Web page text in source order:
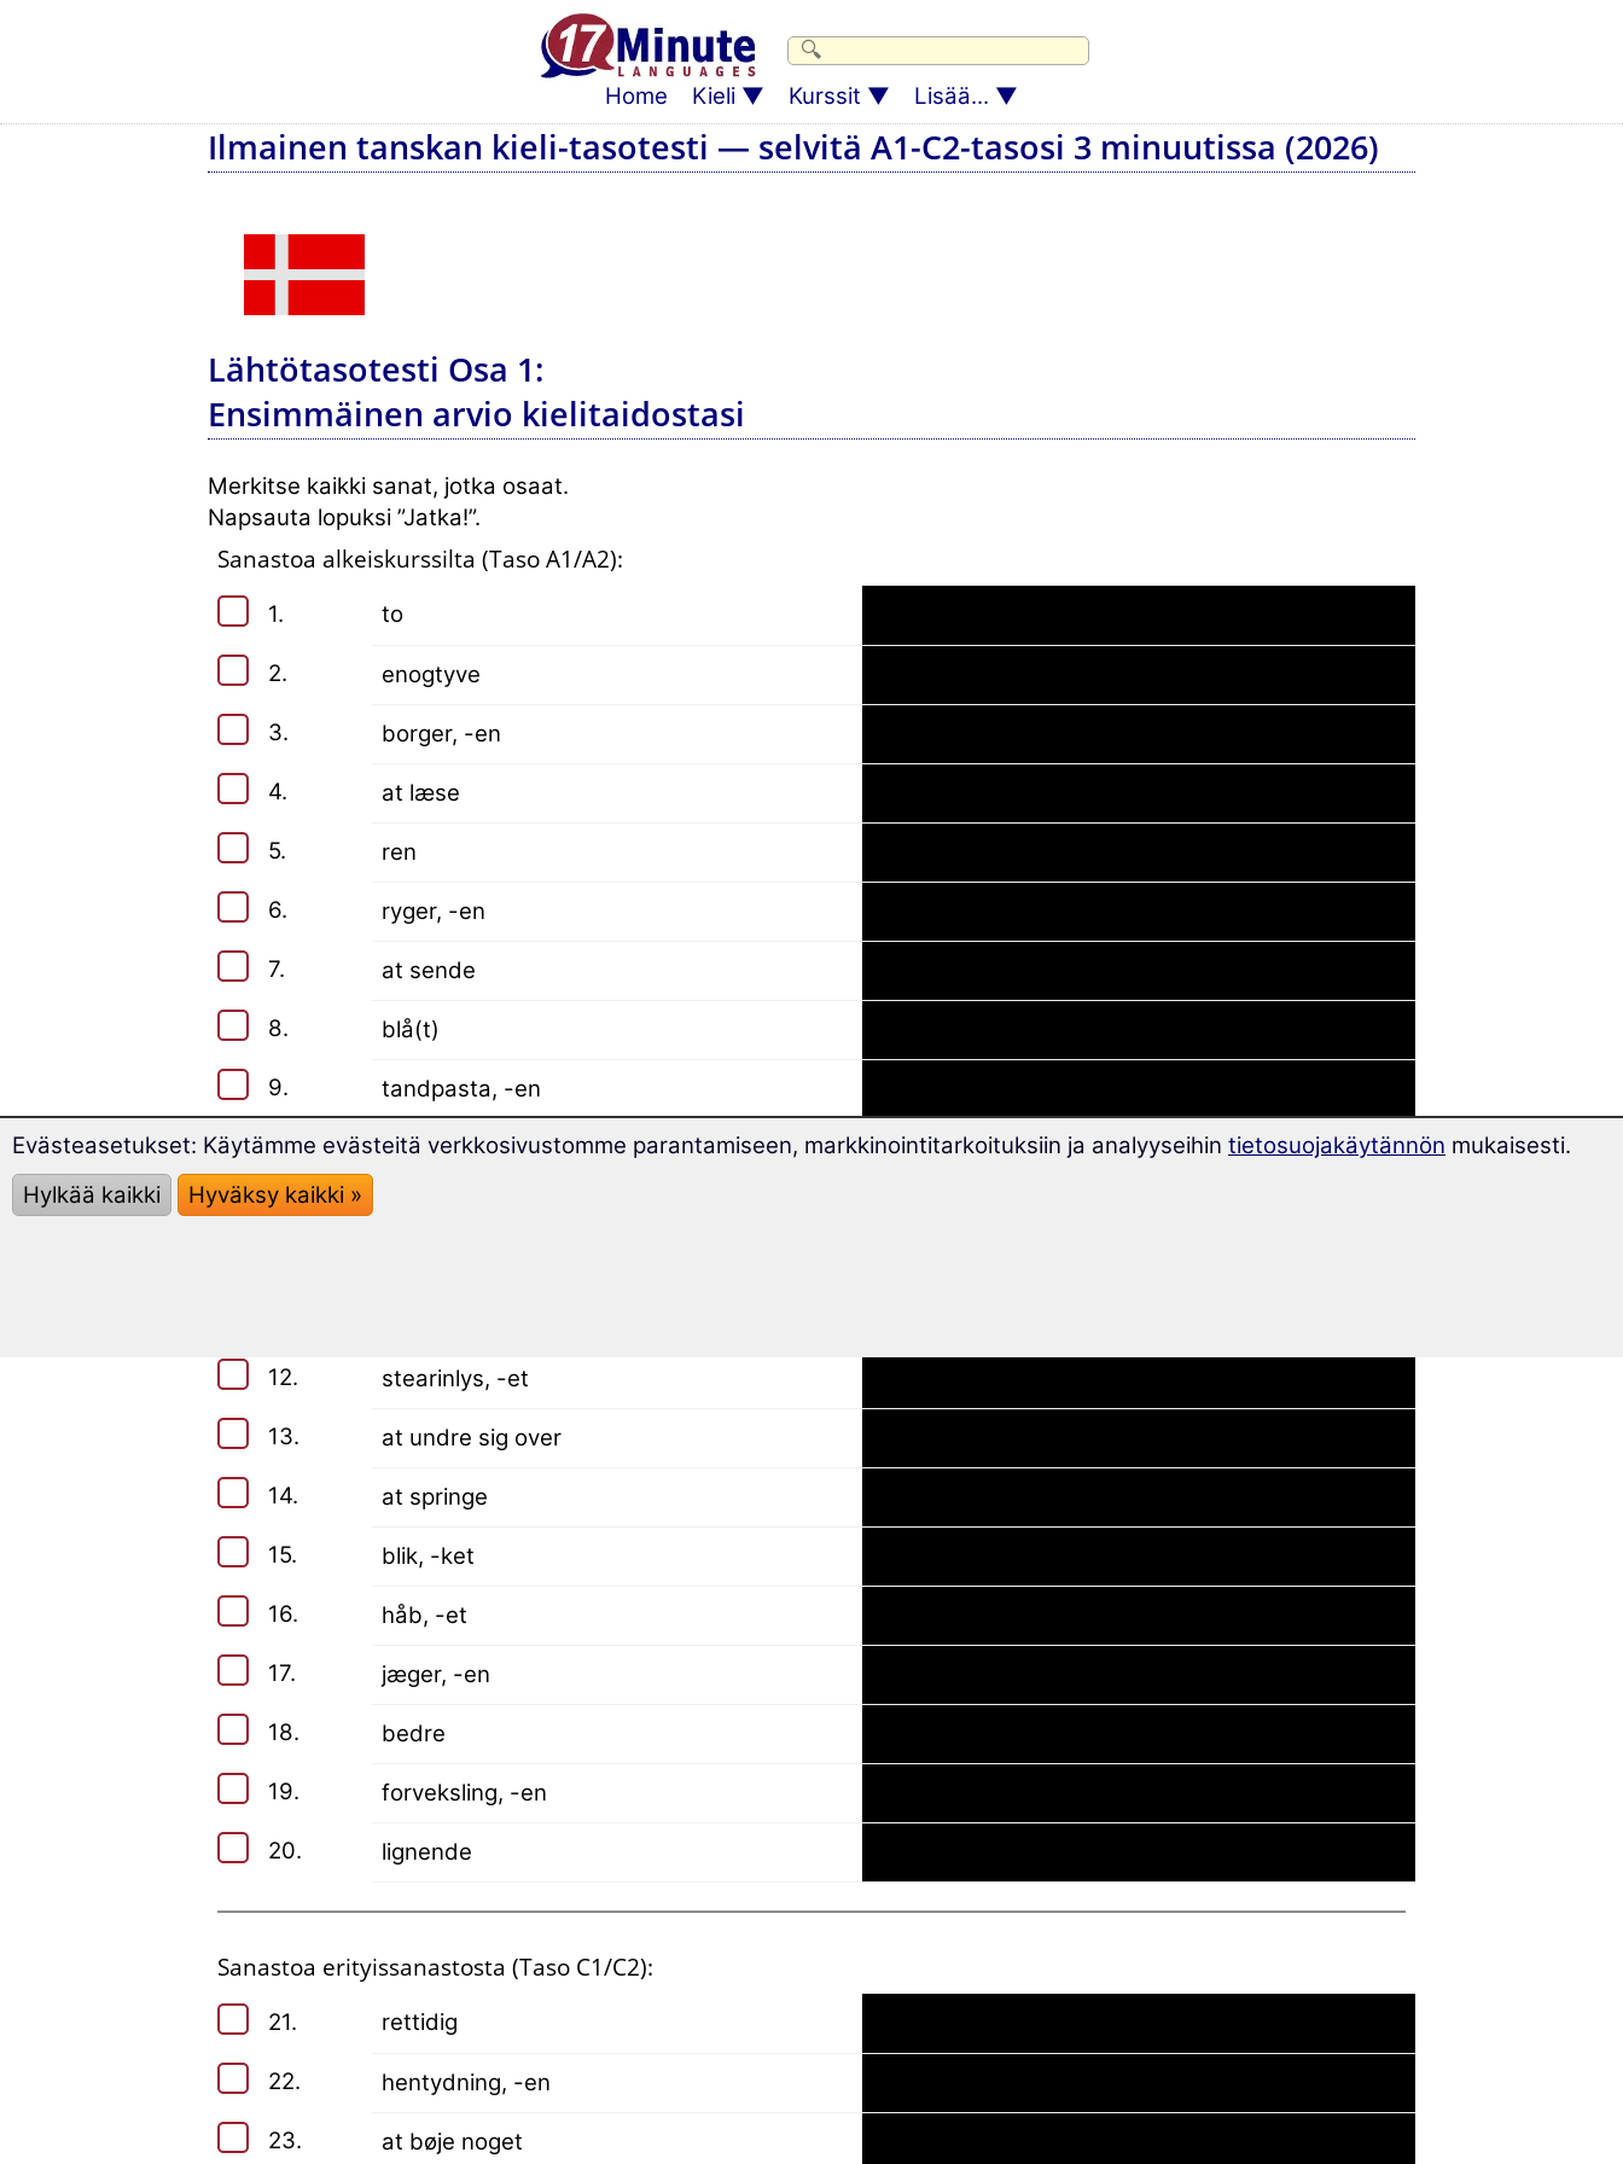
Home Kieli Kurssit Lisää...
Ilmainen tanskan kieli-tasotesti — selvitä A1-C2-tasosi 3 minuutissa (2026)
Lähtötasotesti Osa 1:
Ensimmäinen arvio kielitaidostasi
Merkitse kaikki sanat, jotka osaat.
Napsauta lopuksi ”Jatka!”.
Sanastoa alkeiskurssilta (Taso A1/A2):
1. to
2. enogtyve
3. borger, -en
4. at læse
5. ren
6. ryger, -en
7. at sende
8. blå(t)
9. tandpasta, -en
10. fornavn, -et
12. stearinlys, -et
13. at undre sig over
14. at springe
15. blik, -ket
16. håb, -et
17. jæger, -en
18. bedre
19. forveksling, -en
20. lignende
Sanastoa erityissanastosta (Taso C1/C2):
21. rettidig
22. hentydning, -en
23. at bøje noget
Evästeasetukset: Käytämme evästeitä verkkosivustomme parantamiseen, markkinointitarkoituksiin ja analyyseihin tietosuojakäytännön mukaisesti.
Hylkää kaikki
Hyväksy kaikki »